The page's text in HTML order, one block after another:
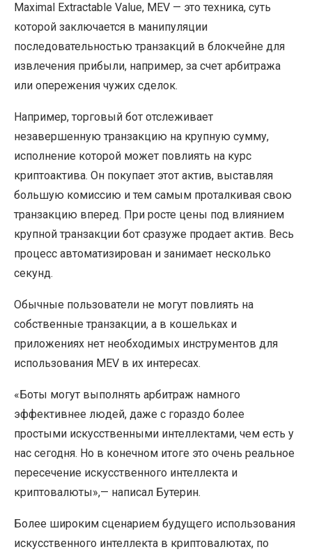
Maximal Extractable Value, MEV — это техника, суть
которой заключается в манипуляции
последовательностью транзакций в блокчейне для
извлечения прибыли, например, за счет арбитража
или опережения чужих сделок.
Например, торговый бот отслеживает
незавершенную транзакцию на крупную сумму,
исполнение которой может повлиять на курс
криптоактива. Он покупает этот актив, выставляя
большую комиссию и тем самым проталкивая свою
транзакцию вперед. При росте цены под влиянием
крупной транзакции бот сразуже продает актив. Весь
процесс автоматизирован и занимает несколько
секунд.
Обычные пользователи не могут повлиять на
собственные транзакции, а в кошельках и
приложениях нет необходимых инструментов для
использования MEV в их интересах.
«Боты могут выполнять арбитраж намного
эффективнее людей, даже с гораздо более
простыми искусственными интеллектами, чем есть у
нас сегодня. Но в конечном итоге это очень реальное
пересечение искусственного интеллекта и
криптовалюты»,— написал Бутерин.
Более широким сценарием будущего использования
искусственного интеллекта в криптовалютах, по